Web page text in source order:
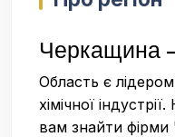
Черкащина
Область є
хімічної
вам знайти фірми